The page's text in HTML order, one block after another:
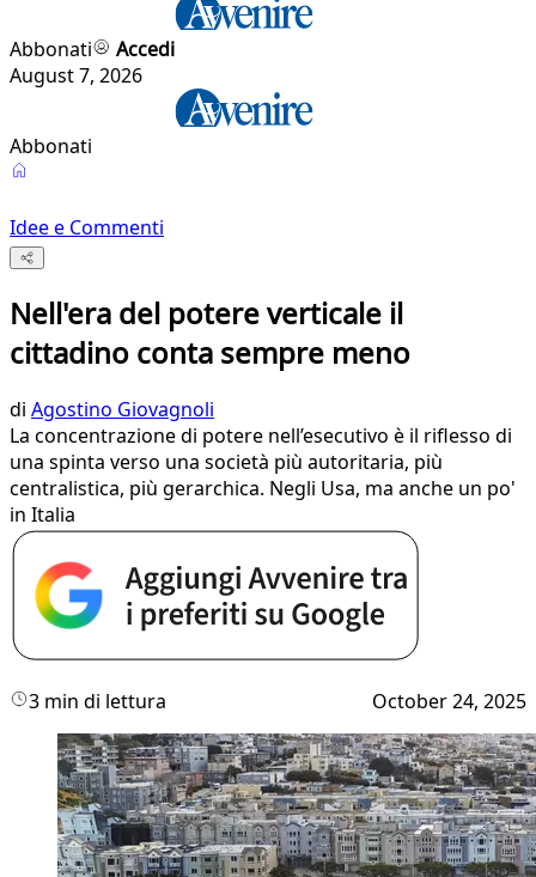
Abbonati
Accedi
August 7, 2026
Abbonati
Idee e Commenti
Nell'era del potere verticale il
cittadino conta sempre meno
di Agostino Giovagnoli
La concentrazione di potere nell’esecutivo è il riflesso di
una spinta verso una società più autoritaria, più
centralistica, più gerarchica. Negli Usa, ma anche un po'
in Italia
3 min di lettura October 24, 2025